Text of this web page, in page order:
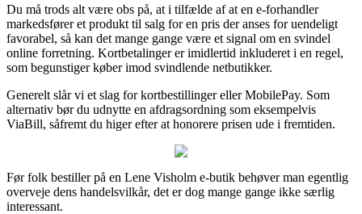
Du må trods alt være obs på, at i tilfælde af at en e-forhandler
markedsfører et produkt til salg for en pris der anses for uendeligt
favorabel, så kan det mange gange være et signal om en svindel
online forretning. Kortbetalinger er imidlertid inkluderet i en regel,
som begunstiger køber imod svindlende netbutikker.
Generelt slår vi et slag for kortbestillinger eller MobilePay. Som
alternativ bør du udnytte en afdragsordning som eksempelvis
ViaBill, såfremt du higer efter at honorere prisen ude i fremtiden.
Før folk bestiller på en Lene Visholm e-butik behøver man egentlig
overveje dens handelsvilkår, det er dog mange gange ikke særlig
interessant.